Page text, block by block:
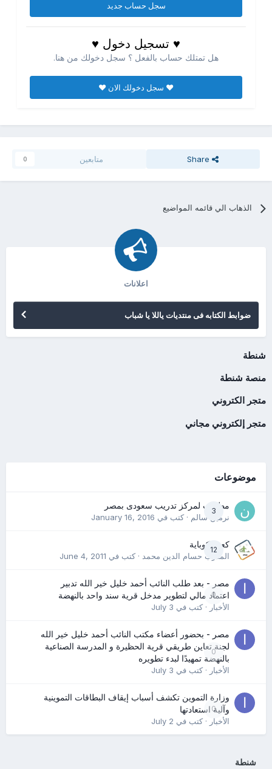
سجل حساب جديد
♥ تسجيل دخول ♥
هل تمتلك حساب بالفعل ؟ سجل دخولك من هنا.
♥ سجل دخولك الان ♥
Share متابعين 0
الذهاب الي قائمه المواضيع
اعلانات
ضوابط الكتابه فى منتديات ياللا يا شباب
شنطة
منصة شنطة
متجر الكتروني
متجر إلكتروني مجاني
موضوعات
3
مطلوب لمركز تدريب سعودى بمصر
نرمين سالم· كتب في January 16, 2016
12
كعب كوباية
المدرب حسام الدين محمد· كتب في June 4, 2011
0
مصر - بعد طلب النائب أحمد خليل خير الله تدبير
اعتماد مالي لتطوير مدخل قرية سند واحد بالنهضة
الأخبار· كتب في July 3
0
مصر - بحضور أعضاء مكتب النائب أحمد خليل خير الله
لجنة تعاين طريقي قرية الحظيرة و المدرسة الصناعية
بالنهضة تمهيدًا لبدء تطويره
الأخبار· كتب في July 3
0
وزارة التموين تكشف أسباب إيقاف البطاقات التموينية
وآلية استعادتها
الأخبار· كتب في July 2
شنطة